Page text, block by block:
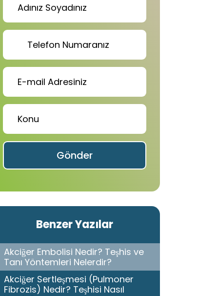
Gönder
Benzer Yazılar
Akciğer Embolisi Nedir? Teşhis ve
Tanı Yöntemleri Nelerdir?
Akciğer Sertleşmesi (Pulmoner
Fibrozis) Nedir? Teşhisi Nasıl